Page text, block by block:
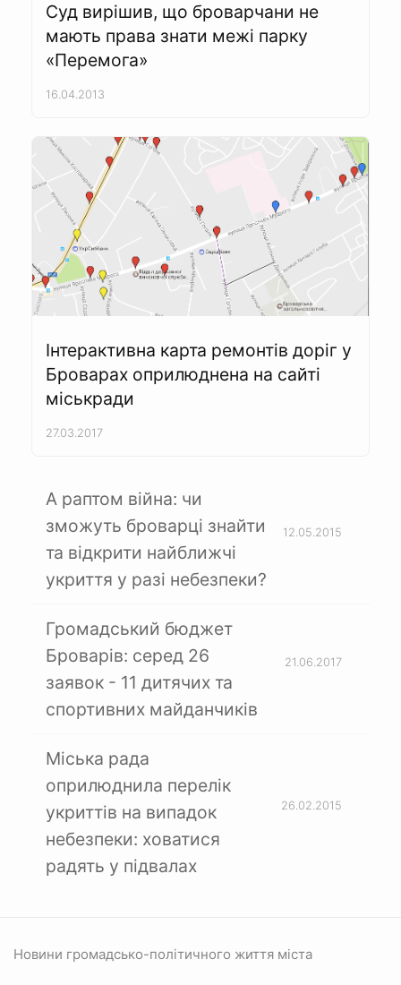
Суд вирішив, що броварчани не
мають права знати межі парку
«Перемога»
16.04.2013
Інтерактивна карта ремонтів доріг у
Броварах оприлюднена на сайті
міськради
27.03.2017
А раптом війна: чи
зможуть броварці знайти
та відкрити найближчі
укриття у разі небезпеки?
12.05.2015
Громадський бюджет
Броварів: серед 26
заявок - 11 дитячих та
спортивних майданчиків
21.06.2017
Міська рада
оприлюднила перелік
укриттів на випадок
небезпеки: ховатися
радять у підвалах
26.02.2015
Новини громадсько-політичного життя міста